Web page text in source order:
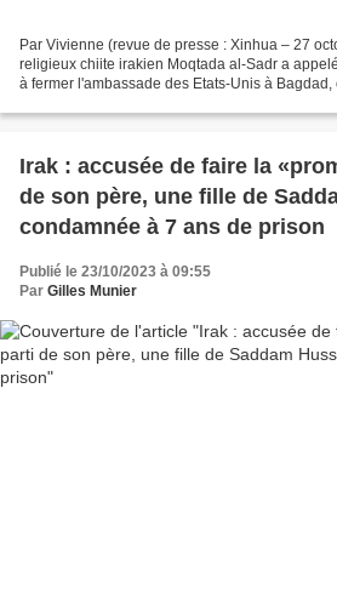
Par Vivienne (revue de presse : Xinhua – 27
religieux chiite irakien Moqtada al-Sadr a
à fermer l'ambassade des Etats-Unis à
Irak : accusée de faire la
de son père, une fille de
condamnée à 7 ans de prison
Publié le 23/10/2023 à 09:55
Par Gilles Munier